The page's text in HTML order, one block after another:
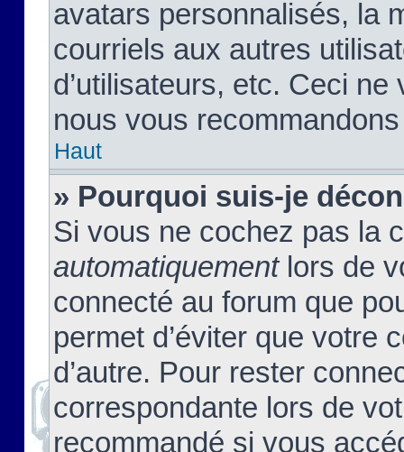
avatars personnalisés, la
courriels aux autres
d’utilisateurs, etc. Ceci
nous vous
Haut
» Pourquoi suis-je
Si vous ne cochez pas la
automatiquementlors de
connecté au forum que
permet d’éviter que votre
d’autre. Pour rester
correspondante lors de
recommandé si vous